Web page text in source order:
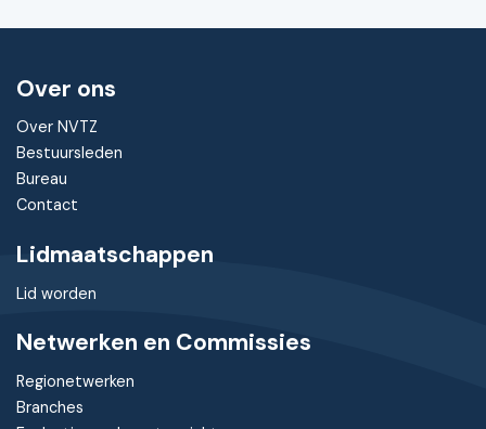
Over ons
Over NVTZ
Bestuursleden
Bureau
Contact
Lidmaatschappen
Lid worden
Netwerken en Commissies
Regionetwerken
Branches